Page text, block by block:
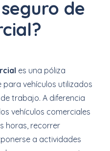
de
es una póliza
vehículos utilizados
trabajo. A diferencia
vehículos comerciales
horas, recorrer
a actividades